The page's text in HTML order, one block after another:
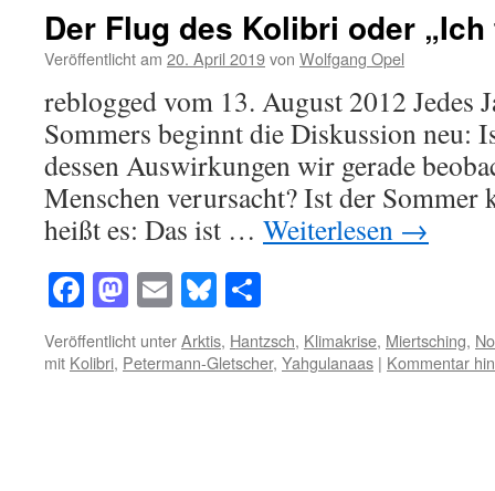
Der Flug des Kolibri oder
Veröffentlicht am 20. April 2019von Wolfgang Opel
reblogged vom 13. August 2012 Jedes
Sommers beginnt die Diskussion neu:
dessen Auswirkungen wir gerade
Menschen verursacht? Ist der Sommer
heißt es: Das ist … Weiterlesen →
Facebook
Mastodon
EmailBluesky
Veröffentlicht unterArktis, Hantzsch, Klimakrise, Miertsching,
mit Kolibri, Petermann-Gletscher, Yahgulanaas | Kommentar